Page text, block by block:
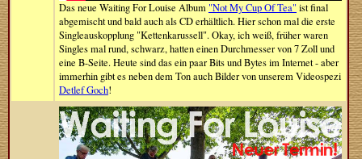
Das neue Waiting For Louise Album "Not My Cup Of Tea" ist final
abgemischt und bald auch als CD erhältlich. Hier schon mal die erste
Singleauskopplung "Kettenkarussell". Okay, ich weiß, früher waren
Singles mal rund, schwarz, hatten einen Durchmesser von 7 Zoll und
eine B-Seite. Heute sind das ein paar Bits und Bytes im Internet - aber
immerhin gibt es neben dem Ton auch Bilder von unserem Videospezi
Detlef Goch!